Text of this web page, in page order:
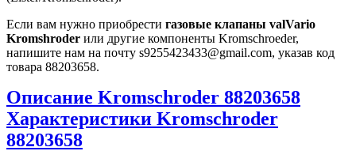
Если вам нужно приобрести газовые клапаны valVario
Kromshroder или другие компоненты Kromschroeder,
напишите нам на почту s9255423433@gmail.com, указав код
товара 88203658.
Описание Kromschroder 88203658
Характеристики Kromschroder
88203658